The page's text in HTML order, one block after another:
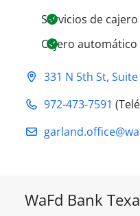
Servicios de cajero
Cajero automático
331 N 5th St,
972-473-7591
WaFd Bank